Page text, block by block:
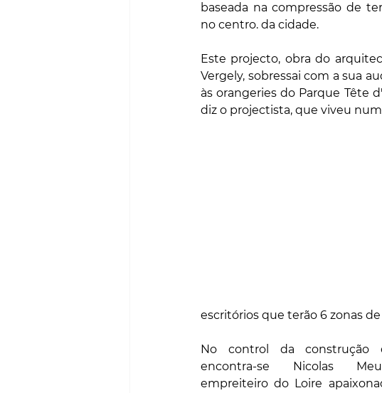
baseada na compressão de
no centro. da cidade.
Este projecto, obra do
Vergely, sobressai com a sua
às orangeries do Parque Tête
diz o projectista, que viveu
escritórios que terão 6 zonas
No control da construção
encontra-se Nicolas
empreiteiro do Loire